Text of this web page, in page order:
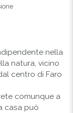
nella
natura, vicino
centro di Faro
comunque a
casa può